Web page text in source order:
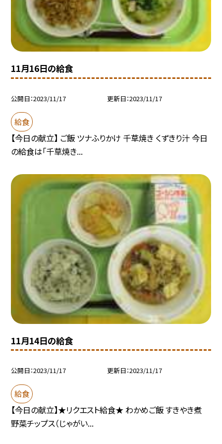
11月16日の給食
公開日 2023/11/17 更新日 2023/11/17
給食
【今日の献立】 ご飯 ツナふりかけ 千草焼き くずきり汁 今日
の給食は「千草焼き...
11月14日の給食
公開日 2023/11/17 更新日 2023/11/17
給食
【今日の献立】★リクエスト給食★ わかめご飯 すきやき煮
野菜チップス（じゃがい...